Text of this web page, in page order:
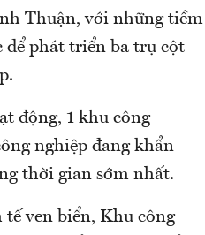
Thuận, với những tiềm
để phát triển ba trụ cột
động, 1 khu công
nghiệp đang khẩn
thời gian sớm nhất.
ven biển, Khu công